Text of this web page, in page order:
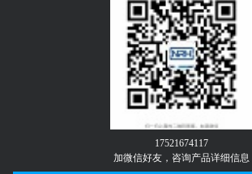
17521674117
加微信好友，咨询产品详细信息